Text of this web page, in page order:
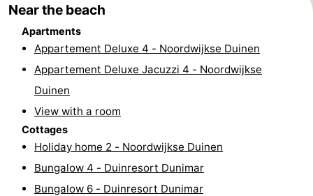
Sportfishing
Food
Beverages
Events
Practical
Forum
Near the beach
Apartments
Appartement Deluxe 4 - Noordwijkse Duinen
Appartement Deluxe Jacuzzi 4 - Noordwijkse
Duinen
View with a room
Cottages
Holiday home 2 - Noordwijkse Duinen
Bungalow 4 - Duinresort Dunimar
Bungalow 6 - Duinresort Dunimar